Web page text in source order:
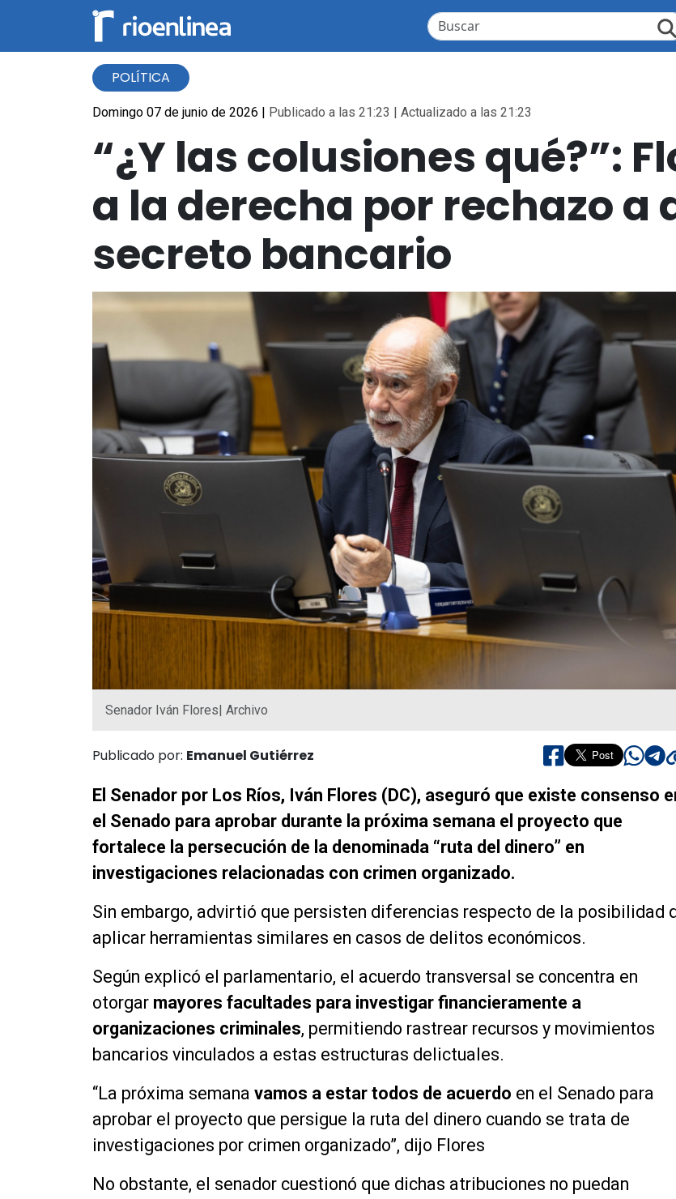
POLÍTICA
Domingo 07 de junio de 2026 | Publicado a las 21:23 | Actualizado a las 21:23
“¿Y las colusiones qué?”:
a la derecha por rechazo a
secreto bancario
Senador Iván Flores| Archivo
Publicado por: Emanuel Gutiérrez
El Senador por Los Ríos, Iván Flores (DC), aseguró que existe consenso
el Senado para aprobar durante la próxima semana el proyecto que
fortalece la persecución de la denominada “ruta del dinero” en
investigaciones relacionadas con crimen organizado.
Sin embargo, advirtió que persisten diferencias respecto de la posibilidad
aplicar herramientas similares en casos de delitos económicos.
Según explicó el parlamentario, el acuerdo transversal se concentra en
otorgar mayores facultades para investigar financieramente a
organizaciones criminales, permitiendo rastrear recursos y movimientos
bancarios vinculados a estas estructuras delictuales.
“La próxima semana vamos a estar todos de acuerdo en el Senado para
aprobar el proyecto que persigue la ruta del dinero cuando se trata de
investigaciones por crimen organizado”, dijo Flores
No obstante, el senador cuestionó que dichas atribuciones no puedan